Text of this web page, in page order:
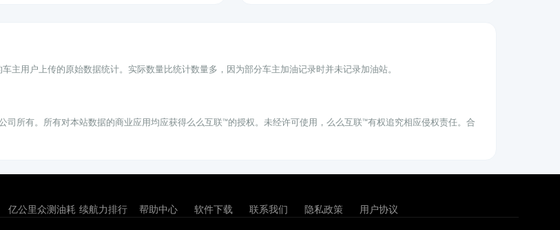
用户上传的原始数据统计。实际数量比统计数量多，因为部分车主加油记录时并未记录加油站。
所有。所有对本站数据的商业应用均应获得么么互联™的授权。未经许可使用，么么互联™有权追究相应侵权责任。合
亿公里众测油耗 续航力排行 帮助中心 软件下载 联系我们 隐私政策 用户协议